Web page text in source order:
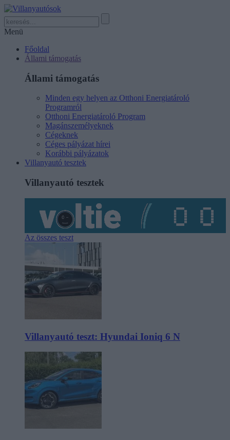
Menü
Főoldal
Állami támogatás
Állami támogatás
Minden egy helyen az Otthoni Energiatároló
Programról
Otthoni Energiatároló Program
Magánszemélyeknek
Cégeknek
Céges pályázat hírei
Korábbi pályázatok
Villanyautó tesztek
Villanyautó tesztek
Az összes teszt
Villanyautó teszt: Hyundai Ioniq 6 N